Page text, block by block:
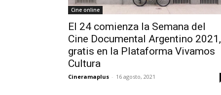
Cine online
El 24 comienza la Semana del
Cine Documental Argentino 2021,
gratis en la Plataforma Vivamos
Cultura
Cineramaplus - 16 agosto, 2021